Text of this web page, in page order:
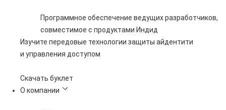
Программное обеспечение ведущих разработчиков,
совместимое с продуктами Индид
Изучите передовые технологии защиты айдентити
и управления доступом
Скачать буклет
О компании